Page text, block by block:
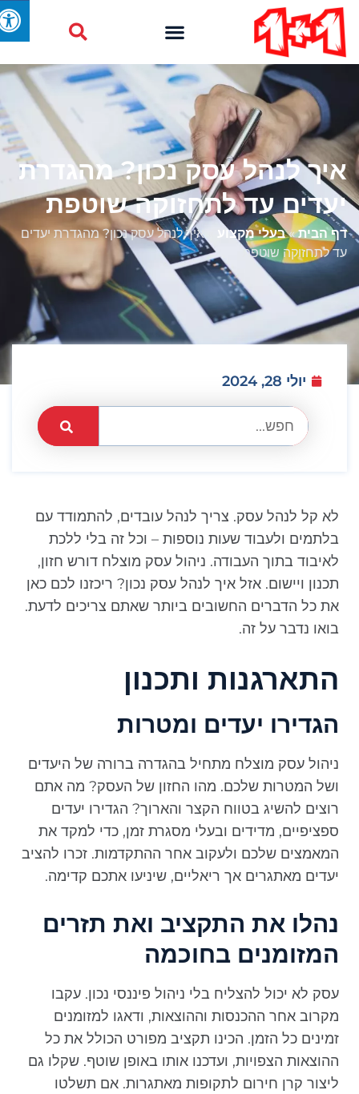
איך לנהל עסק נכון? מהגדרת
יעדים עד לתחזוקה שוטפת
דף הבית»בעלי מקצוע»
איך לנהל עסק נכון? מהגדרת יעדים
עד לתחזוקה שוטפת
יולי 28, 2024
לא קל לנהל עסק. צריך לנהל עובדים, להתמודד עם
בלתמים ולעבוד שעות נוספות – וכל זה בלי ללכת
לאיבוד בתוך העבודה. ניהול עסק מוצלח דורש חזון,
תכנון ויישום. אזל איך לנהל עסק נכון? ריכזנו לכם כאן
את כל הדברים החשובים ביותר שאתם צריכים לדעת.
בואו נדבר על זה.
התארגנות ותכנון
הגדירו יעדים ומטרות
ניהול עסק מוצלח מתחיל בהגדרה ברורה של היעדים
ושל המטרות שלכם. מהו החזון של העסק? מה אתם
רוצים להשיג בטווח הקצר והארוך? הגדירו יעדים
ספציפיים, מדידים ובעלי מסגרת זמן, כדי למקד את
המאמצים שלכם ולעקוב אחר ההתקדמות. זכרו להציב
יעדים מאתגרים אך ריאליים, שיניעו אתכם קדימה.
נהלו את התקציב ואת תזרים
המזומנים בחוכמה
עסק לא יכול להצליח בלי ניהול פיננסי נכון. עקבו
מקרוב אחר ההכנסות וההוצאות, ודאגו למזומנים
זמינים כל הזמן. הכינו תקציב מפורט הכולל את כל
ההוצאות הצפויות, ועדכנו אותו באופן שוטף. שקלו גם
ליצור קרן חירום לתקופות מאתגרות. אם תשלטו